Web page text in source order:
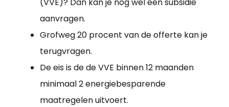
(VVE)? Dan kan je nog wel een subsidie
aanvragen.
Grofweg 20 procent van de offerte kan je
terugvragen.
De eis is de de VVE binnen 12 maanden
minimaal 2 energiebesparende
maatregelen uitvoert.